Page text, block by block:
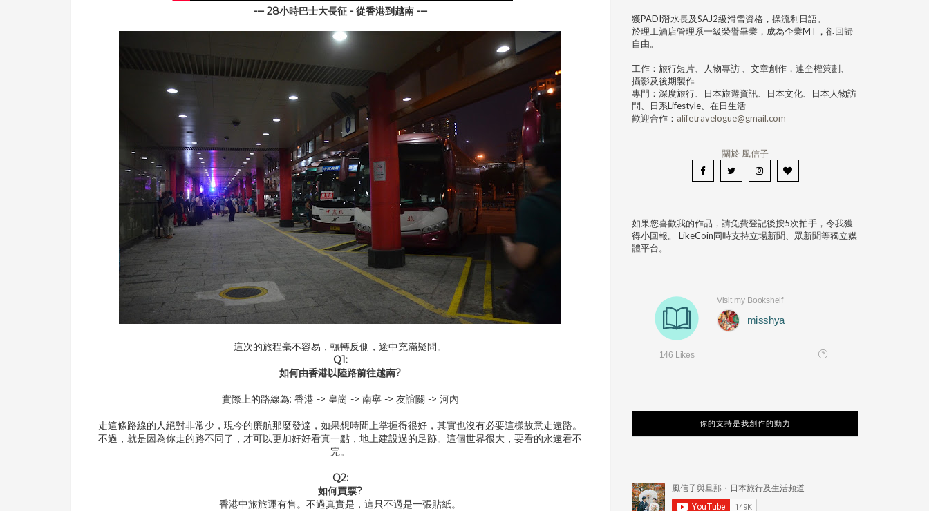
--- 28小時巴士大長征 - 從香港到越南 ---
這次的旅程毫不容易，輾轉反側，途中充滿疑問。
Q1:
如何由香港以陸路前往越南?
實際上的路線為: 香港 -> 皇崗 -> 南寧 -> 友誼關 -> 河內
走這條路線的人絕對非常少，現今的廉航那麼發達，如果想時間上掌握得很好，其實也沒有必要這樣故意走遠路。
不過，就是因為你走的路不同了，才可以更加好好看真一點，地上建設過的足跡。這個世界很大，要看的永遠看不
完。
Q2:
如何買票?
香港中旅旅運有售。不過真實是，這只不過是一張貼紙。
獲PADI潛水長及SAJ2級滑雪資格，操流利日語。
於理工酒店管理系一級榮譽畢業，成為企業MT，卻回歸
自由。
工作：旅行短片、人物專訪 、文章創作，連全權策劃、
攝影及後期製作
專門：深度旅行、日本旅遊資訊、日本文化、日本人物訪
問、日系Lifestyle、在日生活
歡迎合作： alifetravelogue@gmail.com
關於 風信子
如果您喜歡我的作品，請免費登記後按5次拍手，令我獲
得小回報。 LikeCoin同時支持立場新聞、眾新聞等獨立媒
體平台。
你的支持是我創作的動力